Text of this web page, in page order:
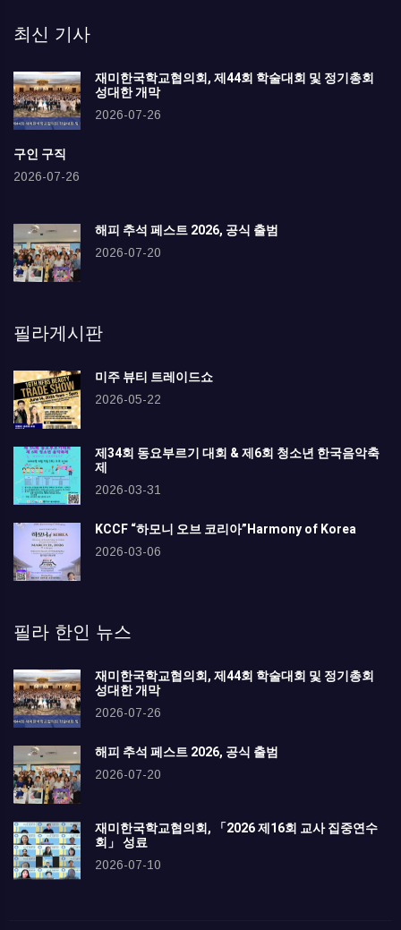
최신 기사
재미한국학교협의회, 제44회 학술대회 및 정기총회
성대한 개막
2026-07-26
구인 구직
2026-07-26
해피 추석 페스트 2026, 공식 출범
2026-07-20
필라게시판
미주 뷰티 트레이드쇼
2026-05-22
제34회 동요부르기 대회 & 제6회 청소년 한국음악축
제
2026-03-31
KCCF “하모니 오브 코리아”Harmony of Korea
2026-03-06
필라 한인 뉴스
재미한국학교협의회, 제44회 학술대회 및 정기총회
성대한 개막
2026-07-26
해피 추석 페스트 2026, 공식 출범
2026-07-20
재미한국학교협의회, 「2026 제16회 교사 집중연수
회」 성료
2026-07-10